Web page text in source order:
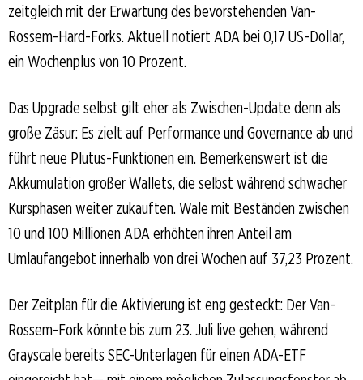
zeitgleich mit der Erwartung des bevorstehenden Van-
Rossem-Hard-Forks. Aktuell notiert ADA bei 0,17 US-Dollar,
ein Wochenplus von 10 Prozent.
Das Upgrade selbst gilt eher als Zwischen-Update denn als
große Zäsur: Es zielt auf Performance und Governance ab und
führt neue Plutus-Funktionen ein. Bemerkenswert ist die
Akkumulation großer Wallets, die selbst während schwacher
Kursphasen weiter zukauften. Wale mit Beständen zwischen
10 und 100 Millionen ADA erhöhten ihren Anteil am
Umlaufangebot innerhalb von drei Wochen auf 37,23 Prozent.
Der Zeitplan für die Aktivierung ist eng gesteckt: Der Van-
Rossem-Fork könnte bis zum 23. Juli live gehen, während
Grayscale bereits SEC-Unterlagen für einen ADA-ETF